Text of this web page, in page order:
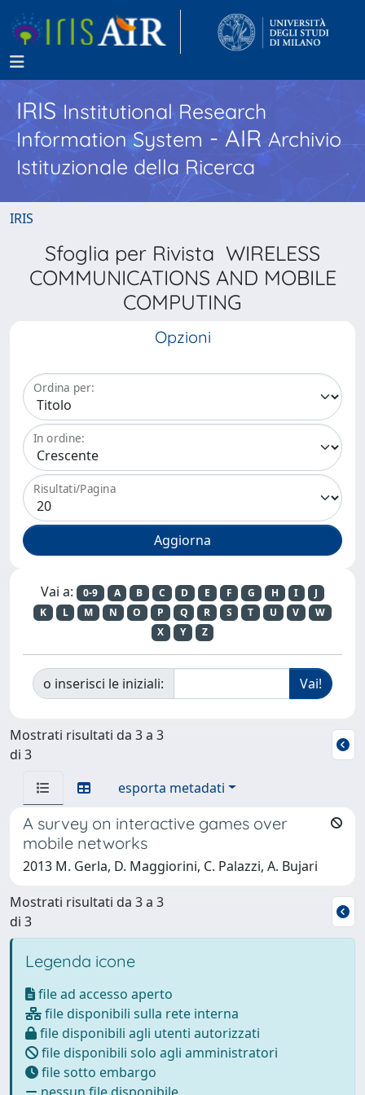
IRISInstitutional Research
Information System - AIR Archivio
Istituzionale della Ricerca
IRIS
Sfoglia per Rivista WIRELESS
COMMUNICATIONS AND MOBILE
COMPUTING
Opzioni
Ordina per:
In ordine:
Risultati/Pagina
Vai a: 0-9 A B C D E F G H I
J
K
L M N O P Q R S T U V
W
X
Y Z
o inserisci le iniziali:
Mostrati risultati da 3 a 3
di 3
esporta metadati
A survey on interactive games over
mobile networks
2013 M. Gerla, D. Maggiorini, C. Palazzi, A. Bujari
Mostrati risultati da 3 a 3
di 3
Legenda icone
file ad accesso aperto
file disponibili sulla rete interna
file disponibili agli utenti autorizzati
file disponibili solo agli amministratori
file sotto embargo
nessun file disponibile